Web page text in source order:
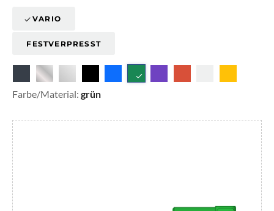
VARIO
FESTVERPRESST
Farbe/Material: grün